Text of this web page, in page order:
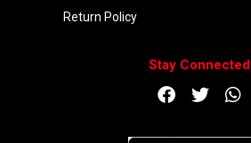
Return Policy
Stay Connected